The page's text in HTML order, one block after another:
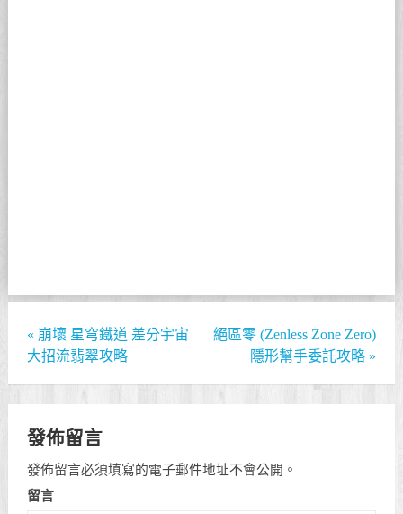
« 崩壞 星穹鐵道 差分宇宙
大招流翡翠攻略
絕區零 (Zenless Zone Zero)
隱形幫手委託攻略 »
發佈留言
發佈留言必須填寫的電子郵件地址不會公開。
留言